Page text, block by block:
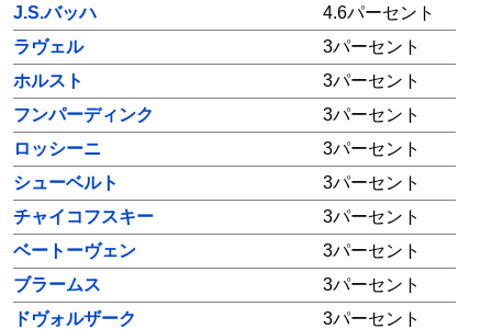
J.S.バッハ
4.6パーセント
ラヴェル
3パーセント
ホルスト
3パーセント
フンパーディンク
3パーセント
ロッシーニ
3パーセント
シューベルト
3パーセント
チャイコフスキー
3パーセント
ベートーヴェン
3パーセント
ブラームス
3パーセント
ドヴォルザーク
3パーセント